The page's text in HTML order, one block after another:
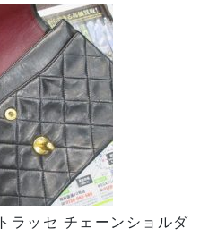
ラッセ チェーンショルダ